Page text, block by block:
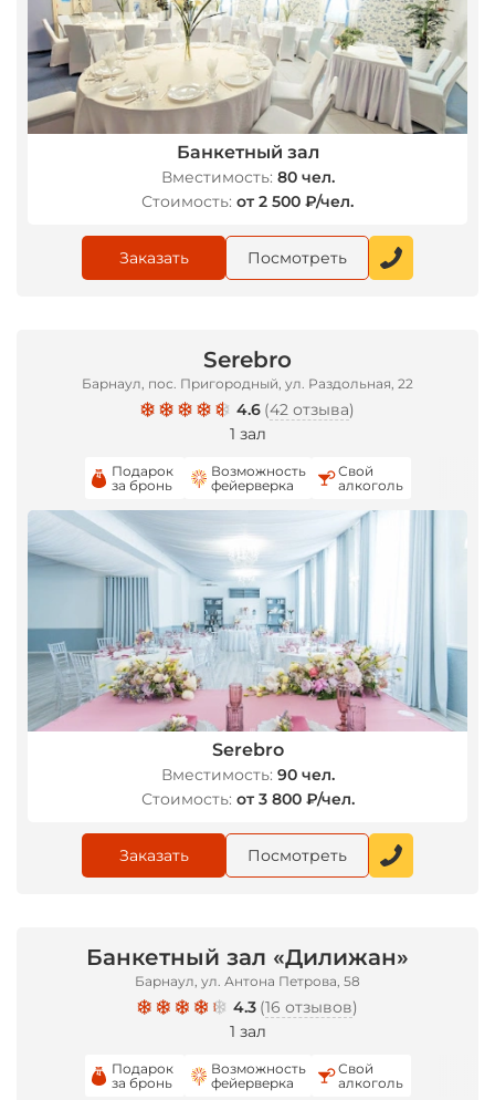
Банкетный зал
Вместимость: 80 чел.
Стоимость: от 2 500 ₽/чел.
Заказать Посмотреть
Serebro
Барнаул, пос. Пригородный, ул. Раздольная, 22
4.6 (42 отзыва)
1 зал
Подарок
за бронь
Возможность
фейерверка
Свой
алкоголь
Serebro
Вместимость: 90 чел.
Стоимость: от 3 800 ₽/чел.
Заказать Посмотреть
Банкетный зал «Дилижан»
Барнаул, ул. Антона Петрова, 58
4.3 (16 отзывов)
1 зал
Подарок
за бронь
Возможность
фейерверка
Свой
алкоголь
*